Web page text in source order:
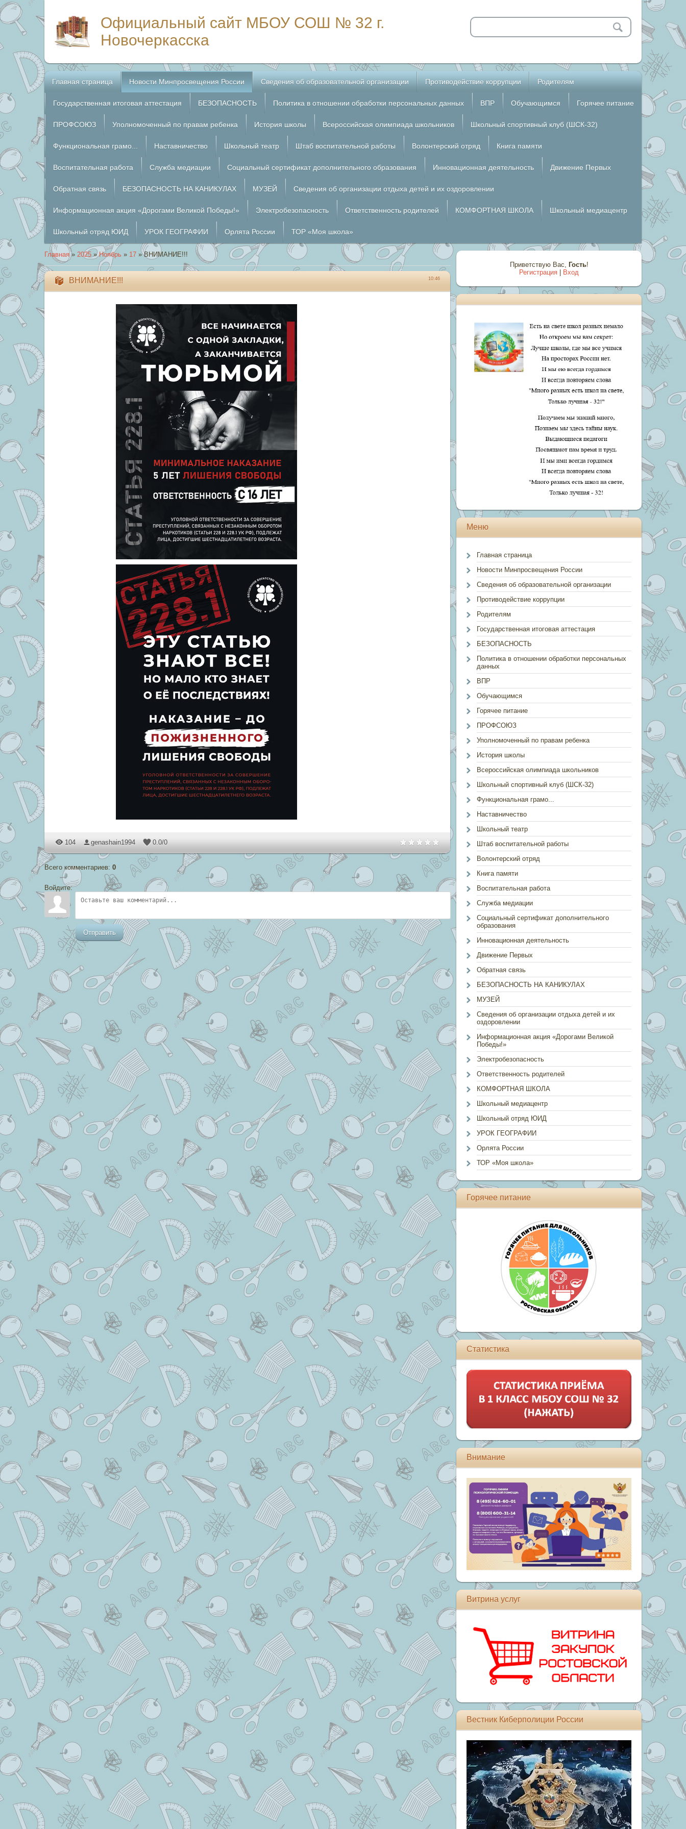
Официальный сайт МБОУ СОШ № 32 г.
Новочеркасска
Главная страница Новости Минпросвещения России Сведения об образовательной организации Противодействие коррупции Родителям
Государственная итоговая аттестация БЕЗОПАСНОСТЬ Политика в отношении обработки персональных данных ВПР Обучающимся Горячее питание
ПРОФСОЮЗ Уполномоченный по правам ребенка История школы Всероссийская олимпиада школьников Школьный спортивный клуб (ШСК-32)
Функциональная грамо... Наставничество Школьный театр Штаб воспитательной работы Волонтерский отряд Книга памяти
Воспитательная работа Служба медиации Социальный сертификат дополнительного образования Инновационная деятельность Движение Первых
Обратная связь БЕЗОПАСНОСТЬ НА КАНИКУЛАХ МУЗЕЙ Сведения об организации отдыха детей и их оздоровлении
Информационная акция «Дорогами Великой Победы!» Электробезопасность Ответственность родителей КОМФОРТНАЯ ШКОЛА Школьный медиацентр
Школьный отряд ЮИД УРОК ГЕОГРАФИИ Орлята России ТОР «Моя школа»
Главная » 2025 » Ноябрь » 17 » ВНИМАНИЕ!!!
10:46
ВНИМАНИЕ!!!
104 genashain1994 0.0/0
Всего комментариев: 0
Войдите:
Отправить
Приветствую Вас, Гость!
Регистрация
Вход
Меню
Главная страница
Новости Минпросвещения России
Сведения об образовательной организации
Противодействие коррупции
Родителям
Государственная итоговая аттестация
БЕЗОПАСНОСТЬ
Политика в отношении обработки персональных
данных
ВПР
Обучающимся
Горячее питание
ПРОФСОЮЗ
Уполномоченный по правам ребенка
История школы
Всероссийская олимпиада школьников
Школьный спортивный клуб (ШСК-32)
Функциональная грамо...
Наставничество
Школьный театр
Штаб воспитательной работы
Волонтерский отряд
Книга памяти
Воспитательная работа
Служба медиации
Социальный сертификат дополнительного
образования
Инновационная деятельность
Движение Первых
Обратная связь
БЕЗОПАСНОСТЬ НА КАНИКУЛАХ
МУЗЕЙ
Сведения об организации отдыха детей и их
оздоровлении
Информационная акция «Дорогами Великой
Победы!»
Электробезопасность
Ответственность родителей
КОМФОРТНАЯ ШКОЛА
Школьный медиацентр
Школьный отряд ЮИД
УРОК ГЕОГРАФИИ
Орлята России
ТОР «Моя школа»
Горячее питание
Статистика
Внимание
Витрина услуг
Вестник Киберполиции России